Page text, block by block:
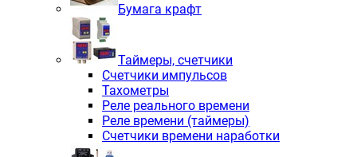
Бумага крафт
Таймеры, счетчики
Счетчики импульсов
Тахометры
Реле реального времени
Реле времени (таймеры)
Счетчики времени наработки